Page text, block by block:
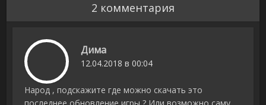
2 комментария
Дима
12.04.2018 в 00:04
Народ , подскажите где можно скачать это